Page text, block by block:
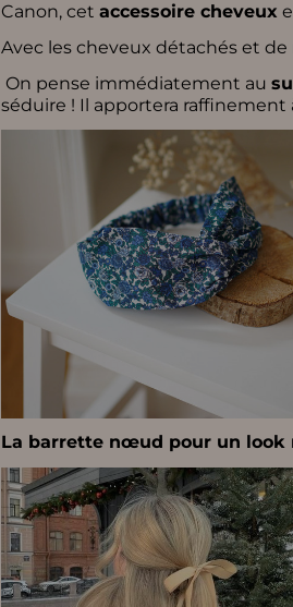
Canon, cet accessoire cheveux
Avec les cheveux détachés et de
On pense immédiatement au
séduire ! Il apportera raffinement
La barrette nœud pour un look